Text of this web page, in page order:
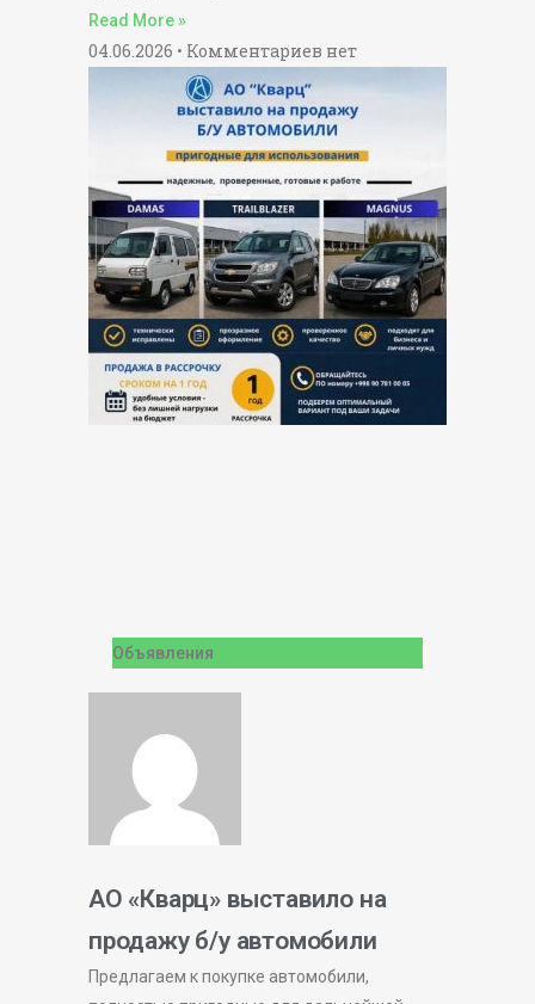
Read More »
04.06.2026 Комментариев нет
Объявления
АО «Кварц» выставило на
продажу б/у автомобили
Предлагаем к покупке автомобили,